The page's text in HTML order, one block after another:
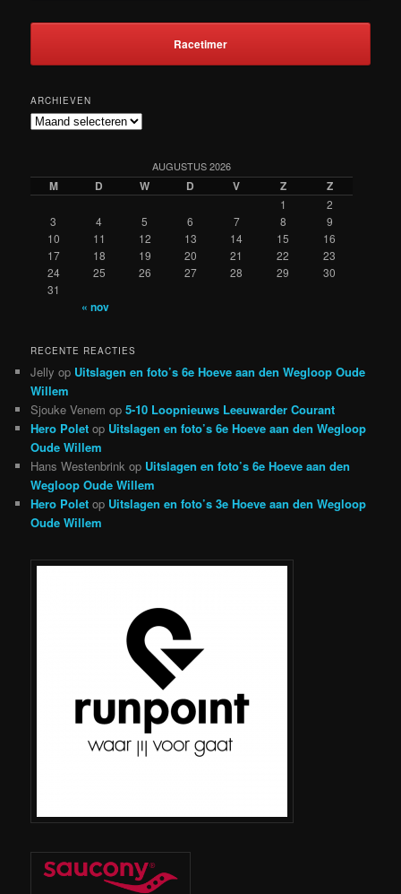
Racetimer
ARCHIEVEN
Archieven
AUGUSTUS 2026
M D W D V Z Z
1
2
3
4 5 6 7 8
9
10
11 12 13 14 15
16
17
18 19 20 21 22
23
24
25 26 27 28 29
30
31
« nov
RECENTE REACTIES
Jelly op Uitslagen en foto’s 6e Hoeve aan den Wegloop Oude
Willem
Sjouke Venem op5-10 Loopnieuws Leeuwarder Courant
Hero Polet op Uitslagen en foto’s 6e Hoeve aan den Wegloop
Oude Willem
Hans Westenbrink op Uitslagen en foto’s 6e Hoeve aan den
Wegloop Oude Willem
Hero Polet op Uitslagen en foto’s 3e Hoeve aan den Wegloop
Oude Willem